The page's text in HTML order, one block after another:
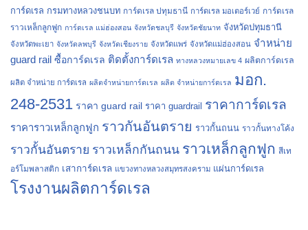
การ์ดเรล กรมทางหลวงชนบท การ์ดเรล ปทุมธานี การ์ดเรล มอเตอร์เวย์ การ์ดเรล
ราวเหล็กลูกฟูก การ์ดเรล แม่ฮ่องสอน จังหวัดชลบุรี จังหวัดชัยนาท จังหวัดปทุมธานี
จังหวัดพะเยา จังหวัดลพบุรี จังหวัดเชียงราย จังหวัดแพร่ จังหวัดแม่ฮ่องสอน จำหน่าย
guard rail ซื้อการ์ดเรล ติดตั้งการ์ดเรล ทางหลวงหมายเลข 4 ผลิตการ์ดเรล
ผลิต จำหน่าย การ์ดเรล ผลิตจำหน่ายการ์ดเรล ผลิต จำหน่ายการ์ดเรล มอก.
248-2531 ราคา guard rail ราคา guardrail ราคาการ์ดเรล
ราคาราวเหล็กลูกฟูก ราวกันอันตราย ราวกั้นถนน ราวกั้นทางโค้ง
ราวกั้นอันตราย ราวเหล็กกันถนน ราวเหล็กลูกฟูก สีเท
อร์โมพลาสติก เสาการ์ดเรล แขวงทางหลวงสมุทรสงคราม แผ่นการ์ดเรล
โรงงานผลิตการ์ดเรล